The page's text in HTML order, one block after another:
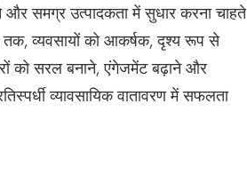
और समग्र उत्पादकता में सुधार करना चाहते
व्यवसायों को आकर्षक, दृश्य रूप से
को सरल बनाने, एंगेजमेंट बढ़ाने और
व्यावसायिक वातावरण में सफलता